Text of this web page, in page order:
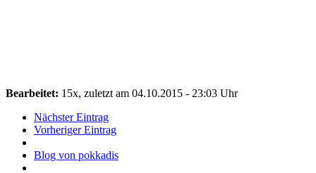
Bearbeitet: 15x, zuletzt am 04.10.2015 - 23:03 Uhr
Nächster Eintrag
Vorheriger Eintrag
Blog von pokkadis